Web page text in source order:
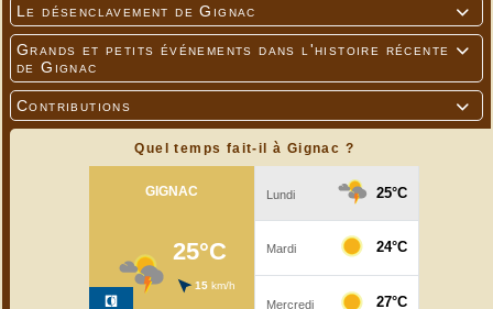

Le désenclavement de Gignac

Grands et petits événements dans l'histoire récente
de Gignac

Contributions
Quel temps fait-il à Gignac ?